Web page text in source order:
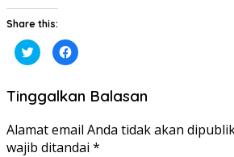
Share this:
Klik
untuk
berbagi
Twitter(Membuka
di
jendela
baru)
Klik
untuk
Facebook(Membuka
di
baru)
Tinggalkan Balasan
Alamat email Anda tidak akan
wajib ditandai *